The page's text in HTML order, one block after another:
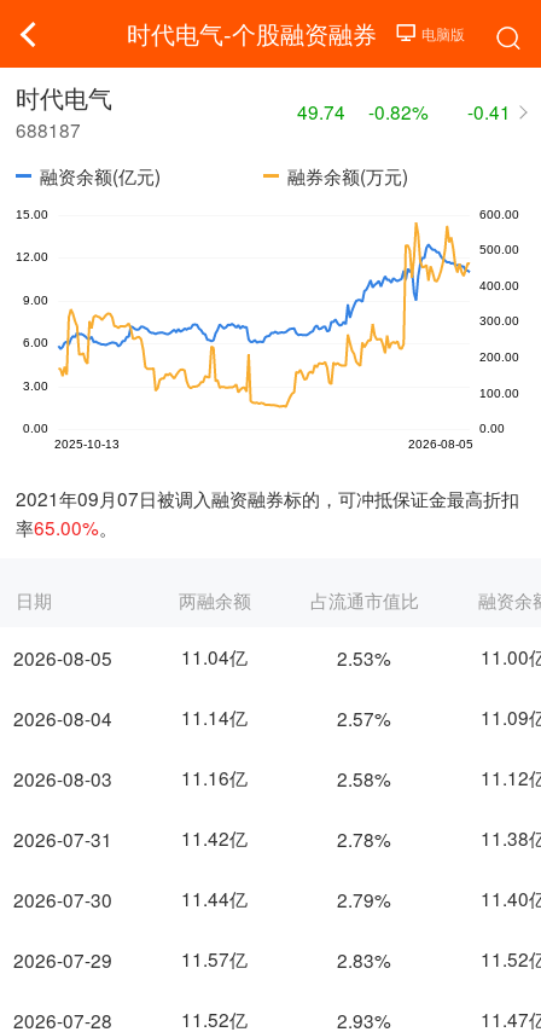
时代电气-个股融资融券
时代电气
688187
49.74 -0.82% -0.41
融资余额(亿元) 融券余额(万元)
2021年09月07日被调入融资融券标的，可冲抵保证金最高折扣
率65.00%。
日期
2026-08-05
2026-08-04
2026-08-03
2026-07-31
2026-07-30
2026-07-29
2026-07-28
两融余额 占流通市值比 融资余
11.04亿 2.53% 11.00
11.14亿 2.57% 11.09
11.16亿 2.58% 11.12
11.42亿 2.78% 11.38
11.44亿 2.79% 11.40
11.57亿 2.83% 11.52
11.52亿 2.93% 11.47